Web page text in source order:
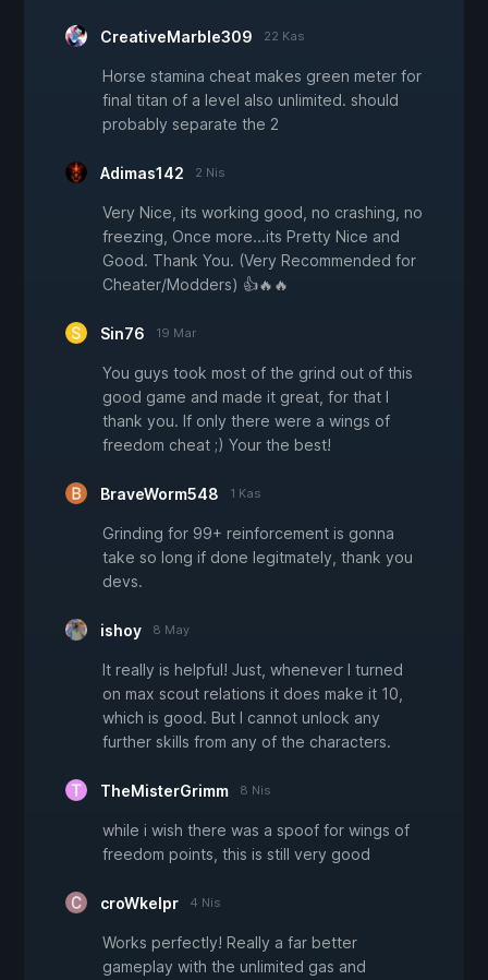
CreativeMarble309 22 Kas
Horse stamina cheat makes green meter for
final titan of a level also unlimited. should
probably separate the 2
Adimas142 2 Nis
Very Nice, its working good, no crashing, no
freezing, Once more...its Pretty Nice and
Good. Thank You. (Very Recommended for
Cheater/Modders) 👍🔥🔥
Sin76 19 Mar
You guys took most of the grind out of this
good game and made it great, for that I
thank you. If only there were a wings of
freedom cheat ;) Your the best!
BraveWorm548 1 Kas
Grinding for 99+ reinforcement is gonna
take so long if done legitmately, thank you
devs.
ishoy 8 May
It really is helpful! Just, whenever I turned
on max scout relations it does make it 10,
which is good. But I cannot unlock any
further skills from any of the characters.
TheMisterGrimm 8 Nis
while i wish there was a spoof for wings of
freedom points, this is still very good
croWkelpr 4 Nis
Works perfectly! Really a far better
gameplay with the unlimited gas and